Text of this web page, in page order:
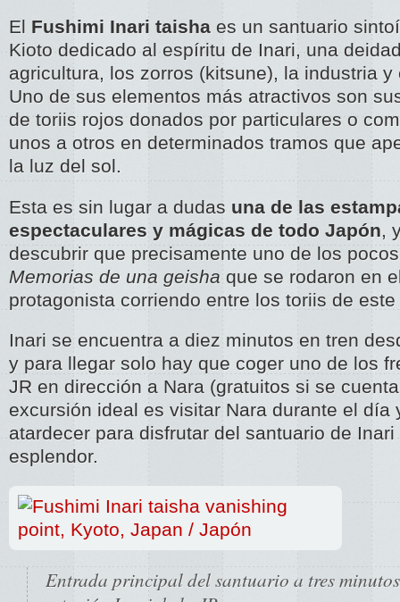
El Fushimi Inari taisha es un santuario
Kioto dedicado al espíritu de Inari, una
agricultura, los zorros (kitsune), la industria
Uno de sus elementos más atractivos son
de toriis rojos donados por particulares o
unos a otros en determinados tramos que
la luz del sol.
Esta es sin lugar a dudas una de las
espectaculares y mágicas de todo Japón ,
descubrir que precisamente uno de los
Memorias de una geishaque se rodaron en
protagonista corriendo entre los toriis de
Inari se encuentra a diez minutos en tren
y para llegar solo hay que coger uno de los
JR en dirección a Nara (gratuitos si se
excursión ideal es visitar Nara durante el día
atardecer para disfrutar del santuario de
esplendor.
Entrada principal del santuario a tres